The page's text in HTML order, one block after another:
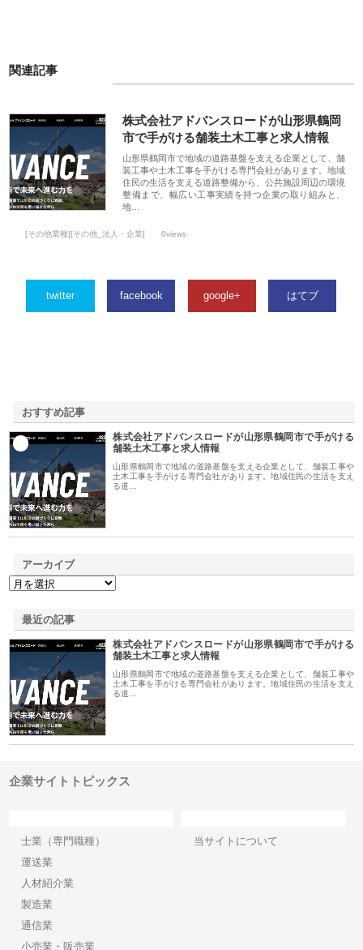
関連記事
株式会社アドバンスロードが山形県鶴岡
市で手がける舗装土木工事と求人情報
山形県鶴岡市で地域の道路基盤を支える企業として、舗
装工事や土木工事を手がける専門会社があります。地域
住民の生活を支える道路整備から、公共施設周辺の環境
整備まで、幅広い工事実績を持つ企業の取り組みと、
地…
[その他業種][その他_法人・企業] 0views
twitter facebook google+ はてブ
おすすめ記事
株式会社アドバンスロードが山形県鶴岡市で手がける
舗装土木工事と求人情報
山形県鶴岡市で地域の道路基盤を支える企業として、舗装工事や
土木工事を手がける専門会社があります。地域住民の生活を支え
る道…
アーカイブ
最近の記事
株式会社アドバンスロードが山形県鶴岡市で手がける
舗装土木工事と求人情報
山形県鶴岡市で地域の道路基盤を支える企業として、舗装工事や
土木工事を手がける専門会社があります。地域住民の生活を支え
る道…
企業サイトトピックス
士業（専門職種）
運送業
人材紹介業
製造業
通信業
小売業・販売業
当サイトについて